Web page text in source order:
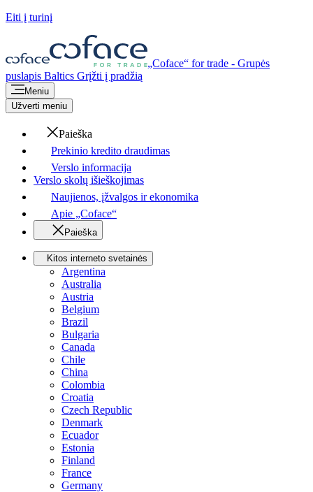
Eiti į turinį
„Coface“ for trade - Grupės
puslapis Baltics Grįžti į pradžią
Meniu
Užverti meniu
Paieška
Prekinio kredito draudimas
Verslo informacija
Verslo skolų išieškojimas
Naujienos, įžvalgos ir ekonomika
Apie „Coface“
Paieška
Kitos interneto svetainės
Argentina
Australia
Austria
Belgium
Brazil
Bulgaria
Canada
Chile
China
Colombia
Croatia
Czech Republic
Denmark
Ecuador
Estonia
Finland
France
Germany